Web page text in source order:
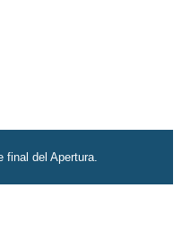
final del Apertura.